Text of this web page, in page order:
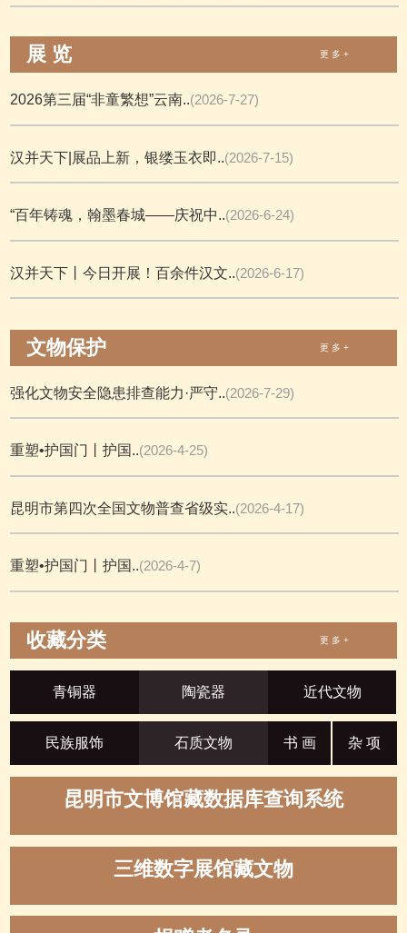
展 览 更 多 +
2026第三届“非童繁想”云南..(2026-7-27)
汉并天下|展品上新，银缕玉衣即..(2026-7-15)
“百年铸魂，翰墨春城——庆祝中..(2026-6-24)
汉并天下丨今日开展！百余件汉文..(2026-6-17)
文物保护 更 多 +
强化文物安全隐患排查能力·严守..(2026-7-29)
重塑•护国门丨护国..(2026-4-25)
昆明市第四次全国文物普查省级实..(2026-4-17)
重塑•护国门丨护国..(2026-4-7)
收藏分类 更 多 +
青铜器 陶瓷器 近代文物
民族服饰 石质文物 书 画 杂 项
昆明市文博馆藏数据库查询系统
三维数字展馆藏文物